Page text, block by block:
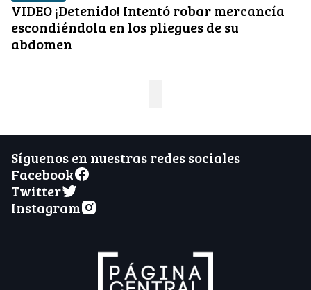
VIDEO ¡Detenido! Intentó robar mercancía
escondiéndola en los pliegues de su
abdomen
Síguenos en nuestras redes sociales
Facebook
Twitter
Instagram